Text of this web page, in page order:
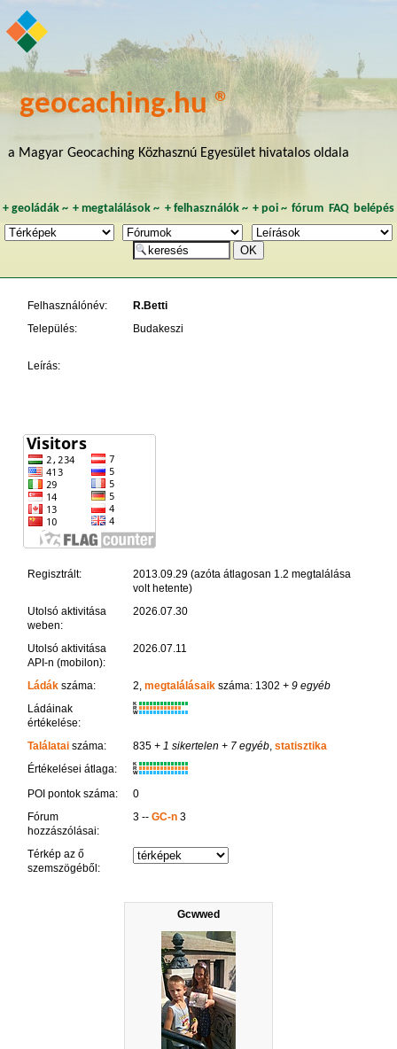
geocaching.hu ®
a Magyar Geocaching Közhasznú Egyesület hivatalos oldala
+ geoládák~ +megtalálások ~ + felhasználók~ + poi~ fórum FAQ belépés
Gcwwed
Felhasználónév:
R.Betti
Település:
Budakeszi
Leírás:
Regisztrált:
2013.09.29 (azóta átlagosan 1.2 megtalálása
volt hetente)
Utolsó aktivitása
weben:
2026.07.30
Utolsó aktivitása
API-n (mobilon):
2026.07.11
Ládákszáma: 2, megtalálásaikszáma: 1302 + 9 egyéb
Ládáinak
értékelése:
K
R
W
Találataiszáma: 835+ 1 sikertelen + 7 egyéb, statisztika
Értékelései átlaga:
K
R
W
POI pontok száma:
0
Fórum
hozzászólásai:
3 -- GC-n3
Térkép az ő
szemszögéből: